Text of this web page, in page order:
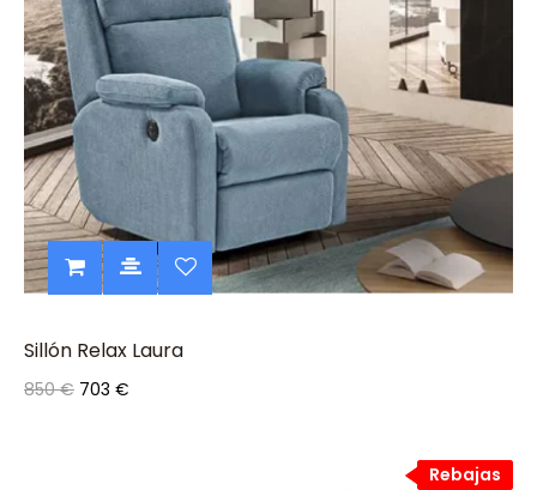
Sillón Relax Laura
850 € 703 €
Rebajas
Rebajas